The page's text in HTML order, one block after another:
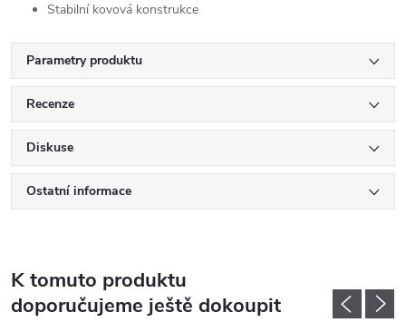
Stabilní kovová konstrukce
Parametry produktu
Recenze
Diskuse
Ostatní informace
K tomuto produktu
doporučujeme ještě dokoupit